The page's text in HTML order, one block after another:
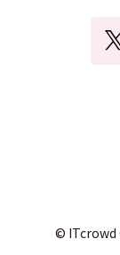
© ITcrowd